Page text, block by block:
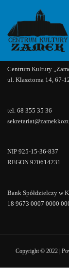
content
Nie
Centrum Kultury
ul. Klasztorna 14, 67-
tel. 68 355 35 36
NIP 925-15-36-837
REGON 970614231
Bank Spółdzielczy w
18 9673 0007 0000
Copyright © 2022 |